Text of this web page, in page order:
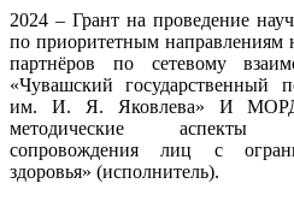
2024 – Грант на проведение
по приоритетным направлениям
партнёров по сетевому
«Чувашский государственный
им. И. Я. Яковлева» И
методические аспекты
сопровождения лиц с
здоровья» (исполнитель).